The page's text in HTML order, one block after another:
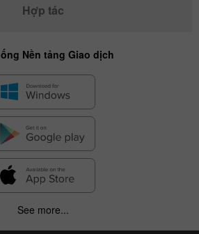
Hợp tác
Nền tảng Giao dịch
See more...